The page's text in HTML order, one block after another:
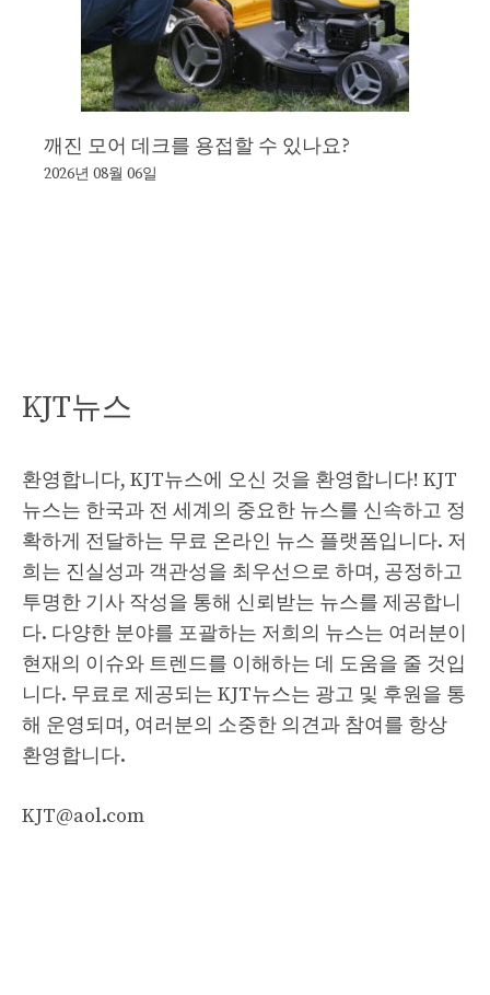
깨진 모어 데크를 용접할 수 있나요?
2026년 08월 06일
KJT뉴스
환영합니다, KJT뉴스에 오신 것을 환영합니다! KJT
뉴스는 한국과 전 세계의 중요한 뉴스를 신속하고 정
확하게 전달하는 무료 온라인 뉴스 플랫폼입니다. 저
희는 진실성과 객관성을 최우선으로 하며, 공정하고
투명한 기사 작성을 통해 신뢰받는 뉴스를 제공합니
다. 다양한 분야를 포괄하는 저희의 뉴스는 여러분이
현재의 이슈와 트렌드를 이해하는 데 도움을 줄 것입
니다. 무료로 제공되는 KJT뉴스는 광고 및 후원을 통
해 운영되며, 여러분의 소중한 의견과 참여를 항상
환영합니다.
KJT@aol.com